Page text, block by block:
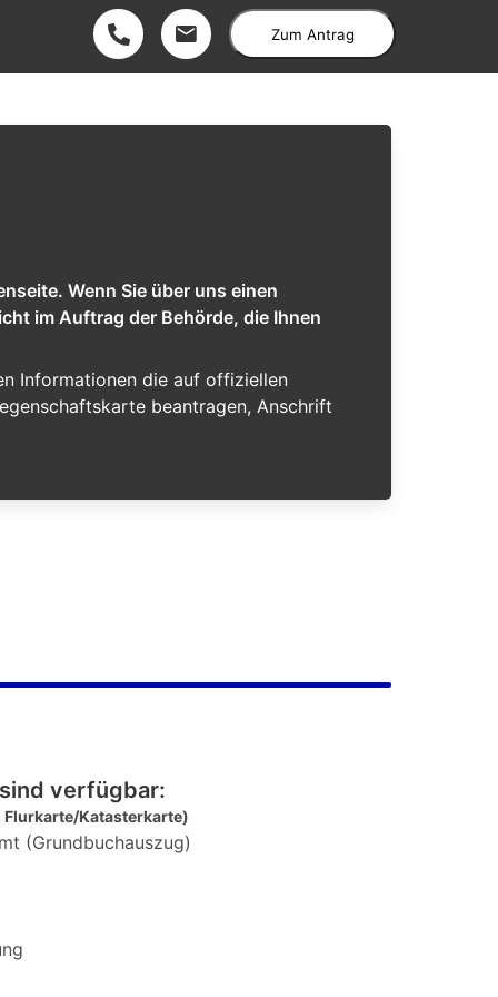
Zum Antrag
Wenn Sie über uns einen
im Auftrag der Behörde, die Ihnen
Informationen die auf offiziellen
beantragen, Anschrift
verfügbar:
Flurkarte/Katasterkarte)
(Grundbuchauszug)